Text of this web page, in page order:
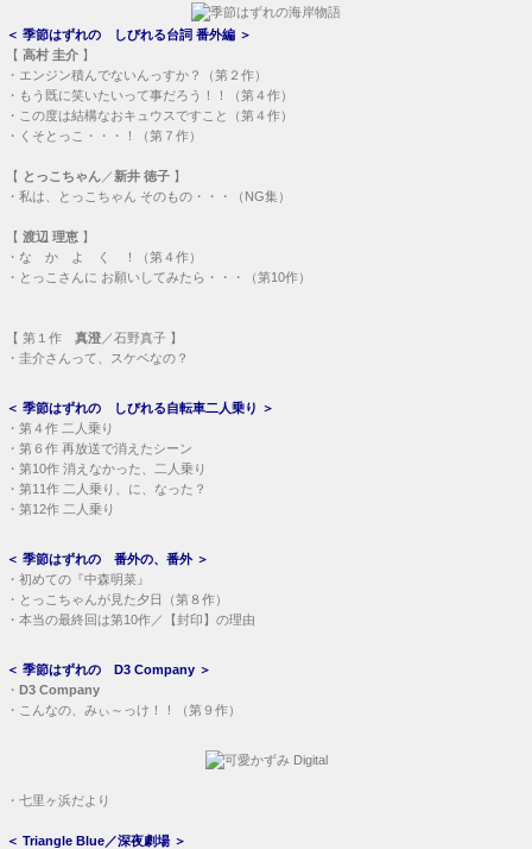
＜ 季節はずれの しびれる台詞 番外編 ＞
【 高村 圭介 】
・ エンジン積んでないんっすか？（第２作）
・ もう既に笑いたいって事だろう！！（第４作）
・ この度は結構なおキュウスですこと（第４作）
・ くそとっこ・・・！（第７作）
【 とっこちゃん ／新井 徳子 】
・ 私は、とっこちゃん そのもの・・・（NG集）
【 渡辺 理恵 】
・ な か よ く ！（第４作）
・ とっこさんに お願いしてみたら・・・（第10作）
【 第１作 真澄 ／石野真子 】
・ 圭介さんって、スケベなの？
＜ 季節はずれの しびれる自転車二人乗り ＞
・ 第４作 二人乗り
・ 第６作 再放送で消えたシーン
・ 第10作 消えなかった、二人乗り
・ 第11作 二人乗り、に、なった？
・ 第12作 二人乗り
＜ 季節はずれの 番外の、番外＞
・ 初めての『中森明菜』
・ とっこちゃんが見た夕日（第８作）
・ 本当の最終回は第10作／【封印】の理由
＜ 季節はずれの D3 Company ＞
・ D3 Company
・ こんなの、みぃ～っけ！！（第９作）
・ 七里ヶ浜だより
＜ Triangle Blue／深夜劇場 ＞